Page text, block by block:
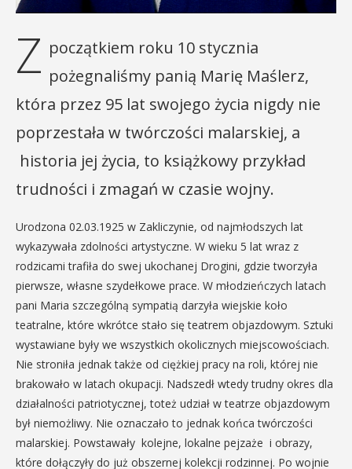
Z początkiem roku 10 stycznia
pożegnaliśmy panią Marię Maślerz,
która przez 95 lat swojego życia nigdy nie
poprzestała w twórczości malarskiej, a
historia jej życia, to książkowy przykład
trudności i zmagań w czasie wojny.
Urodzona 02.03.1925 w Zakliczynie, od najmłodszych lat
wykazywała zdolności artystyczne. W wieku 5 lat wraz z
rodzicami trafiła do swej ukochanej Drogini, gdzie tworzyła
pierwsze, własne szydełkowe prace. W młodzieńczych latach
pani Maria szczególną sympatią darzyła wiejskie koło
teatralne, które wkrótce stało się teatrem objazdowym. Sztuki
wystawiane były we wszystkich okolicznych miejscowościach.
Nie stroniła jednak także od ciężkiej pracy na roli, której nie
brakowało w latach okupacji. Nadszedł wtedy trudny okres dla
działalności patriotycznej, toteż udział w teatrze objazdowym
był niemożliwy. Nie oznaczało to jednak końca twórczości
malarskiej. Powstawały kolejne, lokalne pejzaże i obrazy,
które dołączyły do już obszernej kolekcji rodzinnej. Po wojnie